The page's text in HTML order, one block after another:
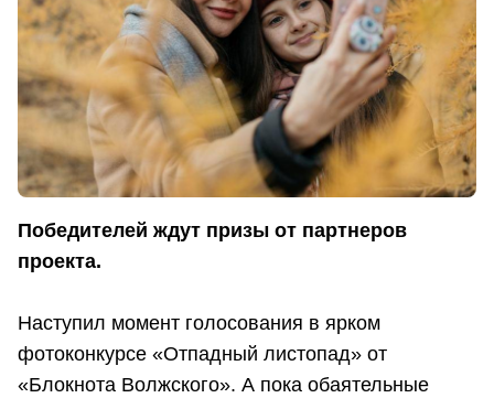
Победителей ждут призы от партнеров
проекта.
Наступил момент голосования в ярком
фотоконкурсе «Отпадный листопад» от
«Блокнота Волжского». А пока обаятельные